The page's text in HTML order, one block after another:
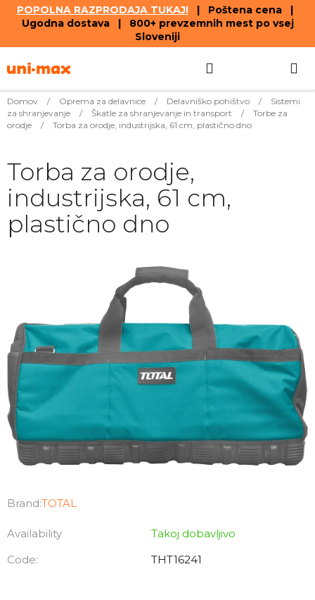
POPOLNA RAZPRODAJA TUKAJ!| Poštena cena |
Ugodna dostava | 800+ prevzemnih mest po vsej
Sloveniji
to
Domov / Oprema za delavnice / Delavniško pohištvo /
Sistemi
za shranjevanje
/ Škatle za shranjevanje in transport /
Torbe za
orodje
/ Torba za orodje, industrijska, 61 cm, plastično dno
Brand:TOTAL
Availability
Takoj dobavljivo
Code:
THT16241
Torba za orodje,
industrijska, 61 cm,
plastično dno